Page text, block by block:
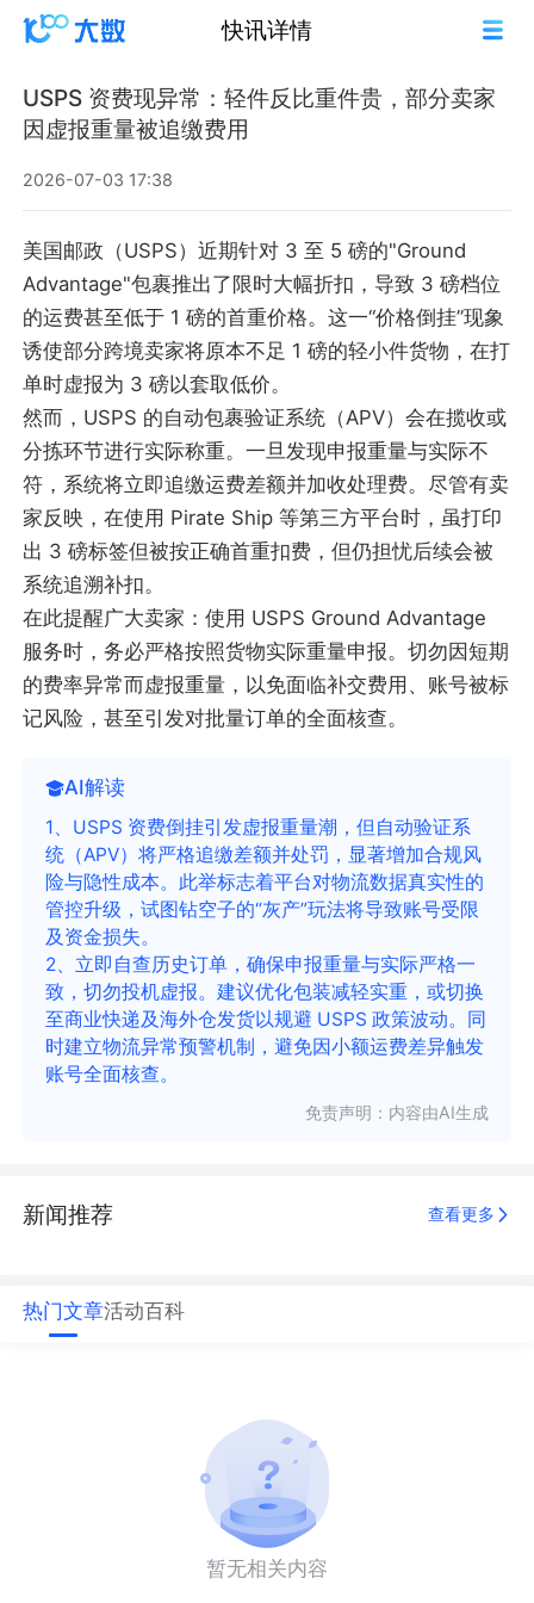
快讯详情
USPS 资费现异常：轻件反比重件贵，部分卖家
因虚报重量被追缴费用
2026-07-03 17:38
美国邮政（USPS）近期针对 3 至 5 磅的"Ground
Advantage"包裹推出了限时大幅折扣，导致 3 磅档位
的运费甚至低于 1 磅的首重价格。这一“价格倒挂”现象
诱使部分跨境卖家将原本不足 1 磅的轻小件货物，在打
单时虚报为 3 磅以套取低价。
然而，USPS 的自动包裹验证系统（APV）会在揽收或
分拣环节进行实际称重。一旦发现申报重量与实际不
符，系统将立即追缴运费差额并加收处理费。尽管有卖
家反映，在使用 Pirate Ship 等第三方平台时，虽打印
出 3 磅标签但被按正确首重扣费，但仍担忧后续会被
系统追溯补扣。
在此提醒广大卖家：使用 USPS Ground Advantage
服务时，务必严格按照货物实际重量申报。切勿因短期
的费率异常而虚报重量，以免面临补交费用、账号被标
记风险，甚至引发对批量订单的全面核查。
AI解读
1、USPS 资费倒挂引发虚报重量潮，但自动验证系
统（APV）将严格追缴差额并处罚，显著增加合规风
险与隐性成本。此举标志着平台对物流数据真实性的
管控升级，试图钻空子的“灰产”玩法将导致账号受限
及资金损失。
2、立即自查历史订单，确保申报重量与实际严格一
致，切勿投机虚报。建议优化包装减轻实重，或切换
至商业快递及海外仓发货以规避 USPS 政策波动。同
时建立物流异常预警机制，避免因小额运费差异触发
账号全面核查。
免责声明：内容由AI生成
新闻推荐 查看更多
热门文章活动百科
暂无相关内容